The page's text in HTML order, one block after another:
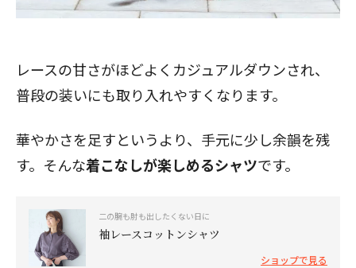
レースの甘さがほどよくカジュアルダウンされ、
普段の装いにも取り入れやすくなります。
華やかさを足すというより、手元に少し余韻を残
す。そんな着こなしが楽しめるシャツです。
二の腕も肘も出したくない日に
袖レースコットンシャツ
ショップで見る